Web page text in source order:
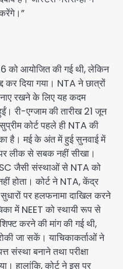
को आयोजित की गई थी, लेकिन
कर दिया गया। NTA ने छात्रों
रखने के लिए यह कदम
री-एग्जाम की तारीख 21 जून
कोर्ट पहले ही NTA की
है। मई के अंत में हुई सुनवाई में
लीक से सबक नहीं सीखा।
जैसी संस्थाओं से NTA को
होता। कोर्ट ने NTA, केंद्र
पर हलफनामा दाखिल करने
में NEET को स्थायी रूप से
करने की मांग की गई थी,
जा सकें। याचिकाकर्ताओं ने
बनाने तथा परीक्षा
हालांकि, कोर्ट ने इस पर